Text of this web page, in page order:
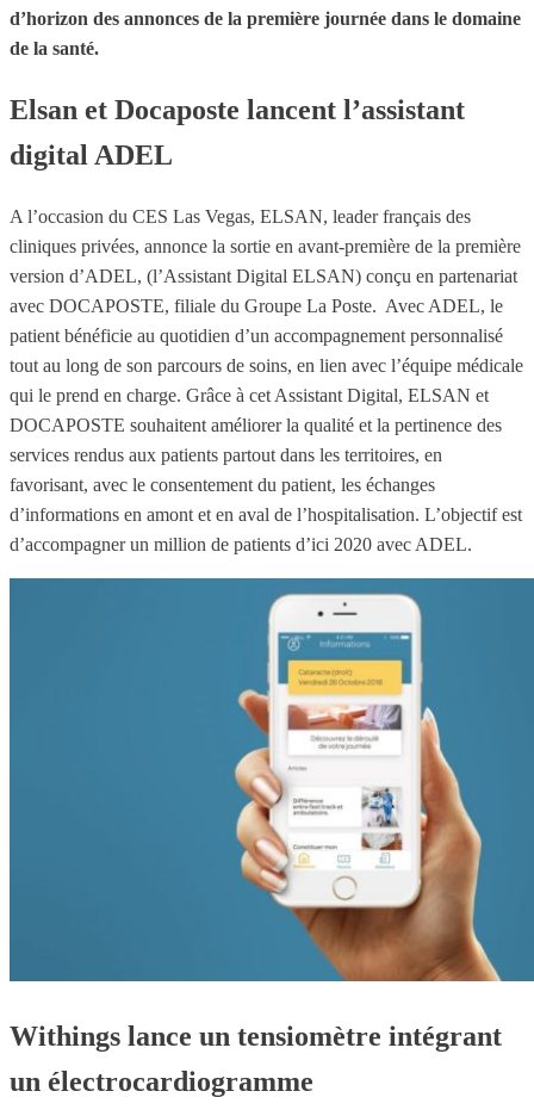
d’horizon des annonces de la première journée dans le domaine
de la santé.
Elsan et Docaposte lancent l’assistant
digital ADEL
A l’occasion du CES Las Vegas, ELSAN, leader français des
cliniques privées, annonce la sortie en avant-première de la première
version d’ADEL, (l’Assistant Digital ELSAN) conçu en partenariat
avec DOCAPOSTE, filiale du Groupe La Poste. Avec ADEL, le
patient bénéficie au quotidien d’un accompagnement personnalisé
tout au long de son parcours de soins, en lien avec l’équipe médicale
qui le prend en charge. Grâce à cet Assistant Digital, ELSAN et
DOCAPOSTE souhaitent améliorer la qualité et la pertinence des
services rendus aux patients partout dans les territoires, en
favorisant, avec le consentement du patient, les échanges
d’informations en amont et en aval de l’hospitalisation. L’objectif est
d’accompagner un million de patients d’ici 2020 avec ADEL.
Withings lance un tensiomètre intégrant
un électrocardiogramme